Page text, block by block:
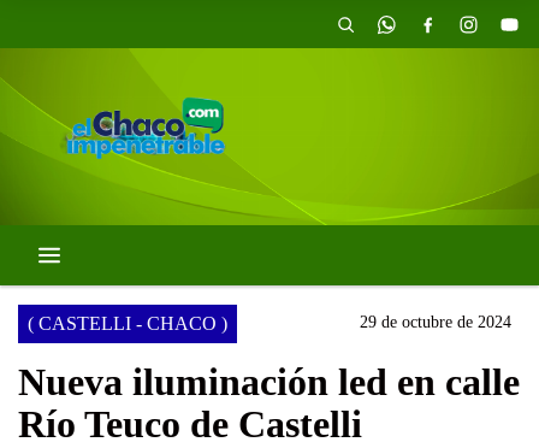
( CASTELLI - CHACO ) 29 de octubre de 2024
Nueva iluminación led en calle
Río Teuco de Castelli